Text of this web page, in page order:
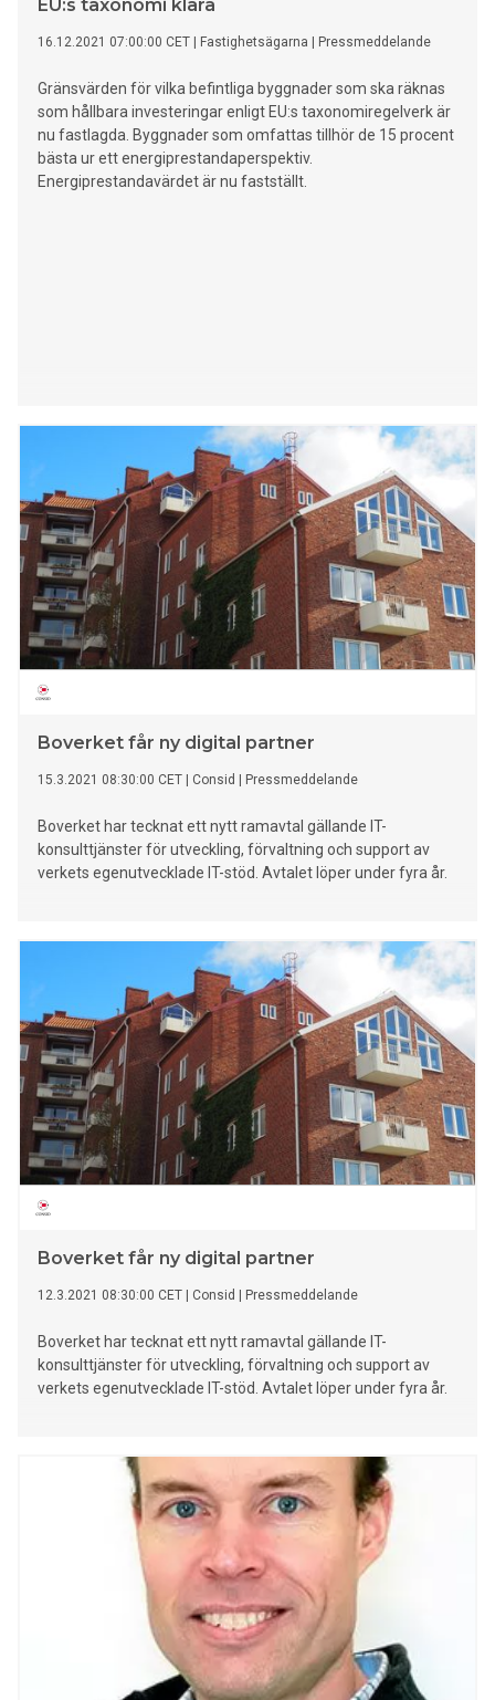
EU:s taxonomi klara
16.12.2021 07:00:00 CET Fastighetsägarna Pressmeddelande
Gränsvärden för vilka befintliga byggnader som ska räknas
som hållbara investeringar enligt EU:s taxonomiregelverk är
nu fastlagda. Byggnader som omfattas tillhör de 15 procent
bästa ur ett energiprestandaperspektiv.
Energiprestandavärdet är nu fastställt.
Boverket får ny digital partner
15.3.2021 08:30:00 CET Consid Pressmeddelande
Boverket har tecknat ett nytt ramavtal gällande IT-
konsulttjänster för utveckling, förvaltning och support av
verkets egenutvecklade IT-stöd. Avtalet löper under fyra år.
Boverket får ny digital partner
12.3.2021 08:30:00 CET Consid Pressmeddelande
Boverket har tecknat ett nytt ramavtal gällande IT-
konsulttjänster för utveckling, förvaltning och support av
verkets egenutvecklade IT-stöd. Avtalet löper under fyra år.